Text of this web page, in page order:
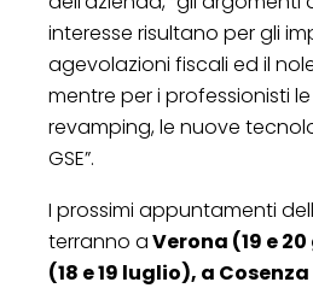
interesse risultano per gli
agevolazioni fiscali ed il
mentre per i professionisti
revamping, le nuove
GSE”.
I prossimi appuntamenti
terranno aVerona (19 e
(18 e 19 luglio), a Cosenza